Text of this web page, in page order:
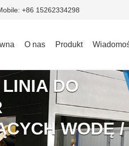
+86 15262334298
O nas Produkt
DO
WODĘ /